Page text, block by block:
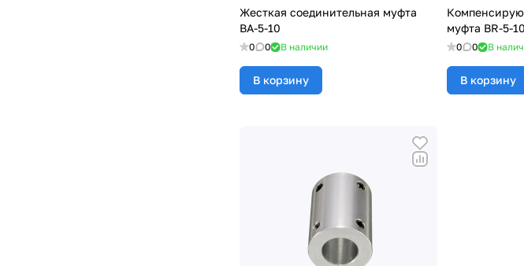
Жесткая соединительная муфта
BA-5-10
0 0 В наличии
В корзину
муфта BR-5-10
0 0 В
В корзину